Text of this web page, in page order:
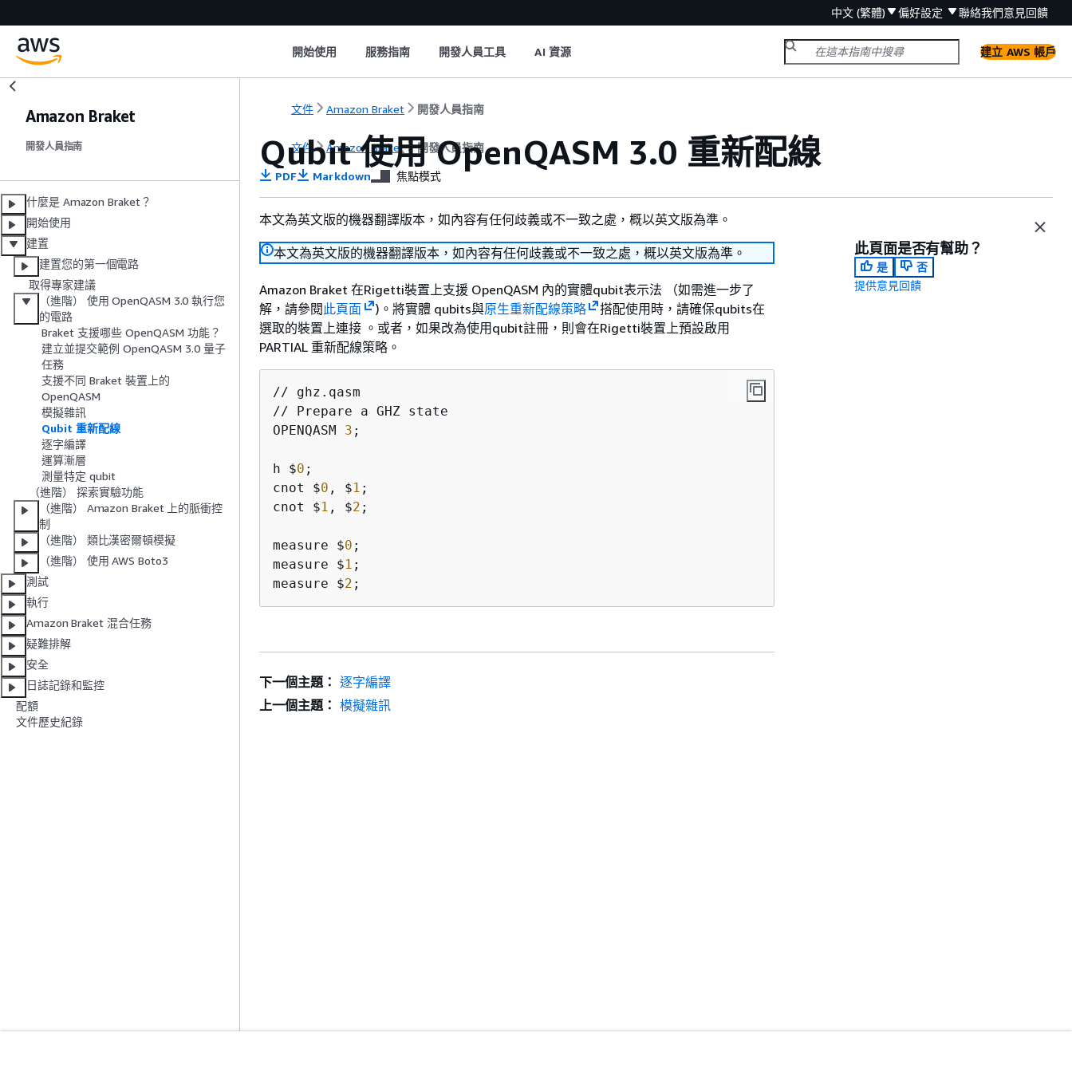
中文 (繁體) 偏好設定 聯絡我們意見回饋
開始使用 服務指南 開發人員工具 AI 資源 建立 AWS 帳戶
Amazon Braket
開發人員指南
什麼是 Amazon Braket？
開始使用
建置
建置您的第一個電路
取得專家建議
（進階） 使用 OpenQASM 3.0 執行您
的電路
Braket 支援哪些 OpenQASM 功能？
建立並提交範例 OpenQASM 3.0 量子
任務
支援不同 Braket 裝置上的
OpenQASM
模擬雜訊
Qubit 重新配線
逐字編譯
運算漸層
測量特定 qubit
（進階） 探索實驗功能
（進階） Amazon Braket 上的脈衝控
制
（進階） 類比漢密爾頓模擬
（進階） 使用 AWS Boto3
測試
執行
Amazon Braket 混合任務
疑難排解
安全
日誌記錄和監控
配額
文件歷史紀錄
文件 Amazon Braket 開發人員指南
文件 Amazon Braket 開發人員指南
Qubit 使用 OpenQASM 3.0 重新配線
PDF Markdown 焦點模式
本文為英文版的機器翻譯版本，如內容有任何歧義或不一致之處，概以英文版為準。
本文為英文版的機器翻譯版本，如內容有任何歧義或不一致之處，概以英文版為準。
Amazon Braket 在Rigetti裝置上支援 OpenQASM 內的實體qubit表示法 （如需進一步了
解，請參閱 此頁面 )。將實體 qubits與原生重新配線策略
搭配使用時，請確保qubits在
選取的裝置上連接 。或者，如果改為使用qubit註冊，則會在Rigetti裝置上預設啟用
PARTIAL 重新配線策略。
// ghz.qasm
// Prepare a GHZ state
OPENQASM 3 ;
h $0 ;
cnot $0 , $1 ;
cnot $1 , $2 ;
measure $0 ;
measure $1 ;
measure $2 ;
此頁面是否有幫助？
是
否
提供意見回饋
下一個主題： 逐字編譯
上一個主題： 模擬雜訊